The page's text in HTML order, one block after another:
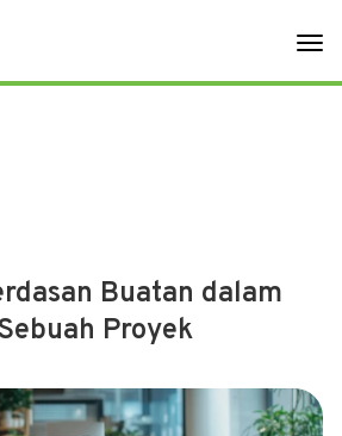
Buatan dalam
Proyek